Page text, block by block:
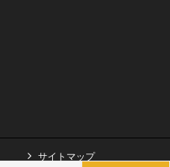
サイトマップ